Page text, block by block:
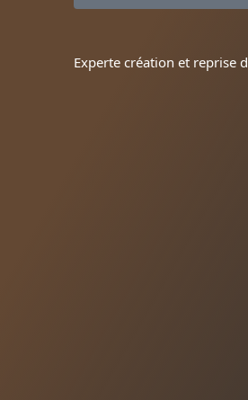
Experte création et reprise